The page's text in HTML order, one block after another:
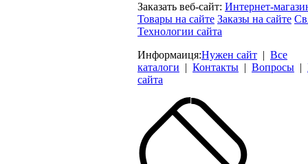
Заказать веб-сайт: Интернет-
Товары на сайте Заказы на сайте
Технологии сайта
Информаиця:Нужен сайт | Все
каталоги | Контакты | Вопросы |
сайта